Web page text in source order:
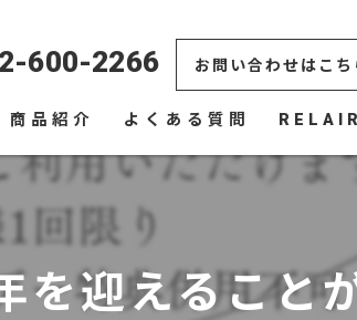
600-2266 お問い合わせはこち
商品紹介 よくある質問
造顔リフ
を迎えること